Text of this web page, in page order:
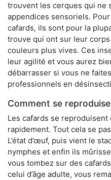
trouvent les cerques qui ne
appendices sensoriels.
cafards, ils sont pour la
trouve qui ont sur leur
couleurs plus vives. Ces
leur agilité et vous aurez
débarrasser si vous ne
professionnels en
Comment se
Les cafards se
rapidement. Tout cela se
L’état d’œuf, puis vient le
nymphes et enfin ils
vous tombez sur des
celui d’âge adulte, vous